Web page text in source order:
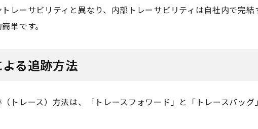
レーサビリティと異なり、内部トレーサビリティは自社内で完結
単です。
る追跡方法
トレース）方法は、「トレースフォワード」と「トレースバッグ